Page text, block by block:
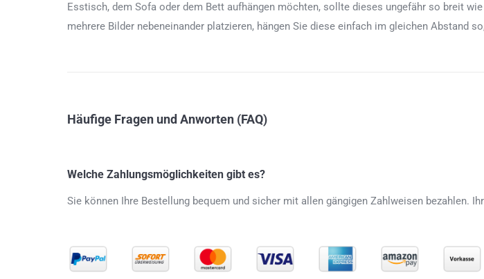
Esstisch, dem Sofa oder dem Bett aufhängen möchten, sollte dieses ungefähr so breit
mehrere Bilder nebeneinander platzieren, hängen Sie diese einfach im gleichen Abstand
Häufige Fragen und Anworten (FAQ)
Welche Zahlungsmöglichkeiten gibt es?
Sie können Ihre Bestellung bequem und sicher mit allen gängigen Zahlweisen bezahlen.